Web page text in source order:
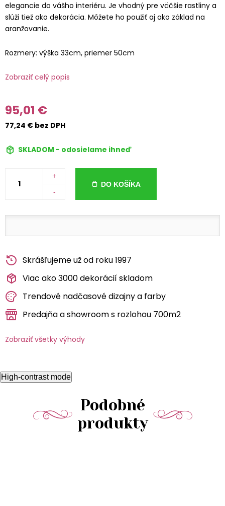
elegancie do vášho interiéru. Je vhodný pre väčšie rastliny a
slúži tiež ako dekorácia. Môžete ho použiť aj ako základ na
aranžovanie.
Rozmery: výška 33cm, priemer 50cm
Zobraziť celý popis
95,01 €
77,24 € bez DPH
SKLADOM - odosielame ihneď
+
-
DO KOŠÍKA
Skrášľujeme už od roku 1997
Viac ako 3000 dekorácií skladom
Trendové nadčasové dizajny a farby
Predajňa a showroom s rozlohou 700m2
Zobraziť všetky výhody
High-contrast mode
Podobné
produkty